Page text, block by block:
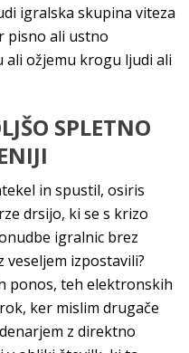
igralska skupina viteza
pisno ali ustno
ožjemu krogu ljudi ali
SPLETNO
in spustil, osiris
drsijo, ki se s krizo
igralnic brez
izpostavili?
ponos, teh elektronskih
ker mislim drugače
z direktno